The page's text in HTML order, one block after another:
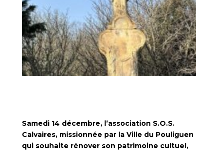
Samedi 14 décembre, l’association S.O.S.
Calvaires, missionnée par la Ville du Pouliguen
qui souhaite rénover son patrimoine cultuel,